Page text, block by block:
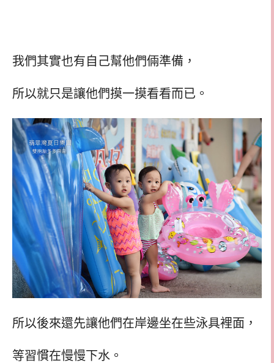
我們其實也有自己幫他們倆準備，
所以就只是讓他們摸一摸看看而已。
所以後來還先讓他們在岸邊坐在些泳具裡面，
等習慣在慢慢下水。